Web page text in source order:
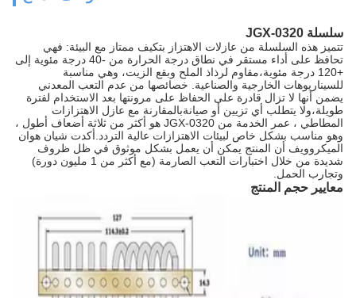
سلسلة JGX-0320
تتميز هذه السلسلة من عازلات الاهتزاز بتكيف ممتاز مع البيئة: فهي
تحافظ على أداء مستقر في نطاق درجة الحرارة من -40 درجة مئوية إلى
+120 درجة مئوية،مقاوم لرذاذ الملح وبقع الزيت، وهي مناسبة
للسيناريوهات الخارجية والصناعية. خصائصها من عدم التعب المعدني
يضمن أنها لا تزال قادرة على الحفاظ على مرونتها بعد الاستخدام لفترة
طويلة،ولا يتطلب أي تزيين أو صيانةبالمقارنة مع عازل الاهتزازات
المطاطي ، عمر الخدمة من JGX-0320 هو أكثر من ثلاثة أضعاف أطول ،
وهو مناسب بشكل خاص لبيئات الاهتزازات عالية التردد.أكدت شيان هوان
الميكروويف أن المنتج يمكن أن يعمل بشكل موثوق في ظل ظروف
شديدة من خلال اختبارات التعب الصارمة (مع أكثر من 1 مليون دورة)
وتجارب الحمل.
معايير حجم المنتج